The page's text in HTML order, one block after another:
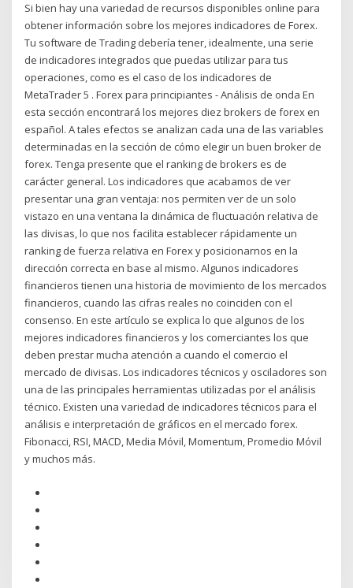
Si bien hay una variedad de recursos disponibles online para
obtener información sobre los mejores indicadores de Forex.
Tu software de Trading debería tener, idealmente, una serie
de indicadores integrados que puedas utilizar para tus
operaciones, como es el caso de los indicadores de
MetaTrader 5 . Forex para principiantes - Análisis de onda En
esta sección encontrará los mejores diez brokers de forex en
español. A tales efectos se analizan cada una de las variables
determinadas en la sección de cómo elegir un buen broker de
forex. Tenga presente que el ranking de brokers es de
carácter general. Los indicadores que acabamos de ver
presentar una gran ventaja: nos permiten ver de un solo
vistazo en una ventana la dinámica de fluctuación relativa de
las divisas, lo que nos facilita establecer rápidamente un
ranking de fuerza relativa en Forex y posicionarnos en la
dirección correcta en base al mismo. Algunos indicadores
financieros tienen una historia de movimiento de los mercados
financieros, cuando las cifras reales no coinciden con el
consenso. En este artículo se explica lo que algunos de los
mejores indicadores financieros y los comerciantes los que
deben prestar mucha atención a cuando el comercio el
mercado de divisas. Los indicadores técnicos y osciladores son
una de las principales herramientas utilizadas por el análisis
técnico. Existen una variedad de indicadores técnicos para el
análisis e interpretación de gráficos en el mercado forex.
Fibonacci, RSI, MACD, Media Móvil, Momentum, Promedio Móvil
y muchos más.